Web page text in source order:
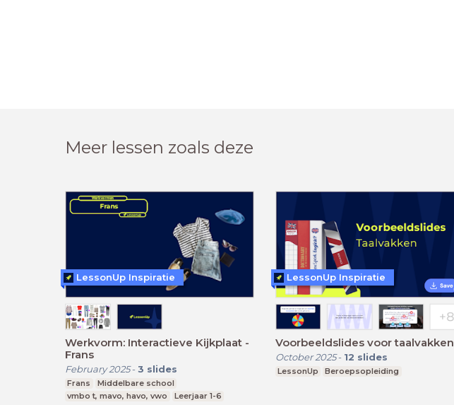
Meer lessen zoals deze
Werkvorm: Interactieve Kijkplaat -
Frans
February 2025- 3 slides
Frans
Middelbare school
vmbo t, mavo, havo, vwo
Leerjaar 1-6
LessonUp Inspiratie
Voorbeeldslides voor taalvakken
October 2025- 12 slides
LessonUp Beroepsopleiding
LessonUp Inspiratie